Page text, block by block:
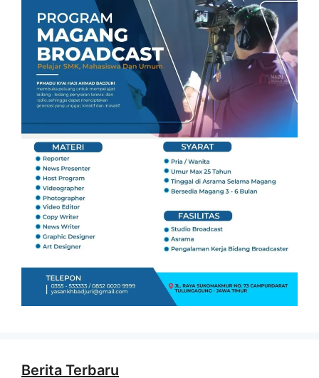
Berita Terbaru